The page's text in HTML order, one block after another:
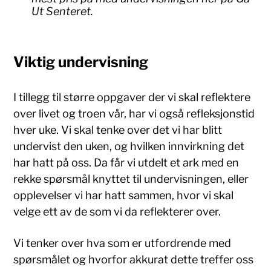
Ut Senteret.
Viktig undervisning
I tillegg til større oppgaver der vi skal reflektere
over livet og troen vår, har vi også refleksjonstid
hver uke. Vi skal tenke over det vi har blitt
undervist den uken, og hvilken innvirkning det
har hatt på oss. Da får vi utdelt et ark med en
rekke spørsmål knyttet til undervisningen, eller
opplevelser vi har hatt sammen, hvor vi skal
velge ett av de som vi da reflekterer over.
Vi tenker over hva som er utfordrende med
spørsmålet og hvorfor akkurat dette treffer oss